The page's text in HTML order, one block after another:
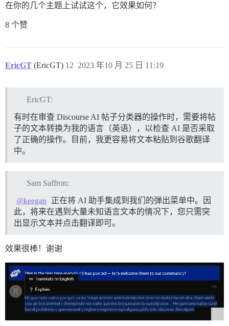
在你的几个主题上试试这个，它效果如何？
8 个赞
EricGT (EricGT) 2023 年10 月 25 日 11:19
12
EricGT:
有时在审查 Discourse AI 帖子分类器的操作时，需要将帖
子的文本转换为我的语言（英语），以检查 AI 是否采取
了正确的操作。目前，我更容易将文本粘贴到谷歌翻译
中。
Sam Saffron:
@keegan
正在将 AI 助手集成到我们的弹出菜单中。因
此，将来在遇到大量未知语言文本的情况下，您只需突
出显示文本并点击翻译即可。
效果很棒！谢谢